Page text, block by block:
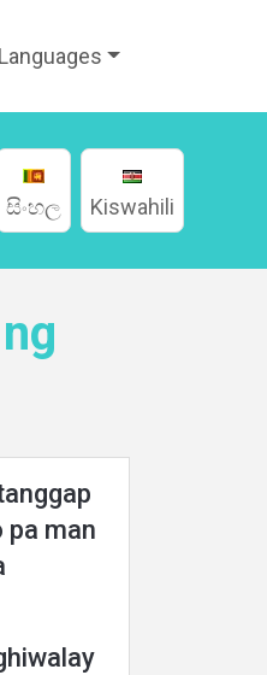
සිංහල Kiswahili
pa man